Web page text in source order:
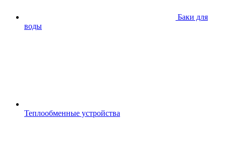
Баки для
воды
Теплообменные устройства